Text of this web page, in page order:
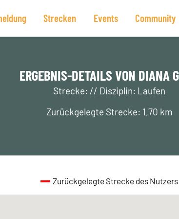
Strecken Events Community
ERGEBNIS-DETAILS VON DIANA
Strecke: // Disziplin: Laufen
Zurückgelegte Strecke: 1,70 km
Zurückgelegte Strecke des Nutzers